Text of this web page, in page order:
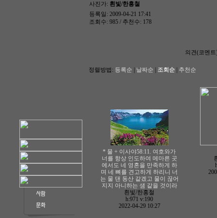
사진가: 흰빛/한홍철
등록일: 2009-04-21 17:41
조회수: 985 / 추천수: 178
의견(코멘
정렬방법: 등록순 날짜순 조회순 추천순
* 물 + 이사야58:11. 여호와가
너를 항상 인도하여 메마른 곳
에서도 네 영혼을 만족하게 하
며 네 뼈를 견고하게 하리니 너
는 물 댄 동산 같겠고 물이 끊어
지지 아니하는 샘 같을 것이라
흰빛/한홍철
h:971 v:190
2022-04-29 10:27